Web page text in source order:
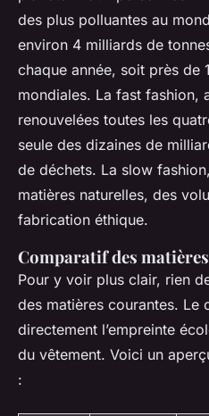
des plus polluantes au
environ 4 milliards de
chaque année, soit près de
mondiales. La fast fashion,
renouvelées toutes les
seule des dizaines de
de déchets. La slow
matières naturelles, des
fabrication éthique.
Comparatif des
Pour y voir plus clair, rien
des matières courantes. Le
directement l’empreinte
du vêtement. Voici un
: